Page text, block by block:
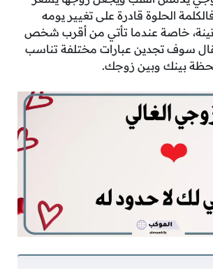
الحلوة قادرة على تغيير يومه
خاصة عندما تأتي من أقرب شخص
سوف تجدين عبارات مختلفة تناسب
بينك وبين زوجك.